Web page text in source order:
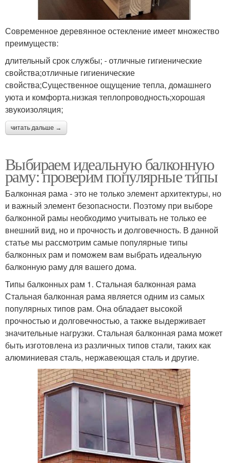
Современное деревянное остекление имеет множество
преимуществ:
длительный срок службы; - отличные гигиенические
свойства;отличные гигиенические
свойства;Существенное ощущение тепла, домашнего
уюта и комфорта.низкая теплопроводность;хорошая
звукоизоляция;
читать дальше →
Выбираем идеальную балконную
раму: проверим популярные типы
Балконная рама - это не только элемент архитектуры, но
и важный элемент безопасности. Поэтому при выборе
балконной рамы необходимо учитывать не только ее
внешний вид, но и прочность и долговечность. В данной
статье мы рассмотрим самые популярные типы
балконных рам и поможем вам выбрать идеальную
балконную раму для вашего дома.
Типы балконных рам 1. Стальная балконная рама
Стальная балконная рама является одним из самых
популярных типов рам. Она обладает высокой
прочностью и долговечностью, а также выдерживает
значительные нагрузки. Стальная балконная рама может
быть изготовлена из различных типов стали, таких как
алюминиевая сталь, нержавеющая сталь и другие.